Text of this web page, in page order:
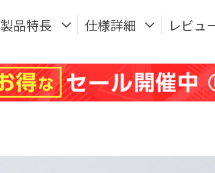
製品特長 仕様詳細 レビュ